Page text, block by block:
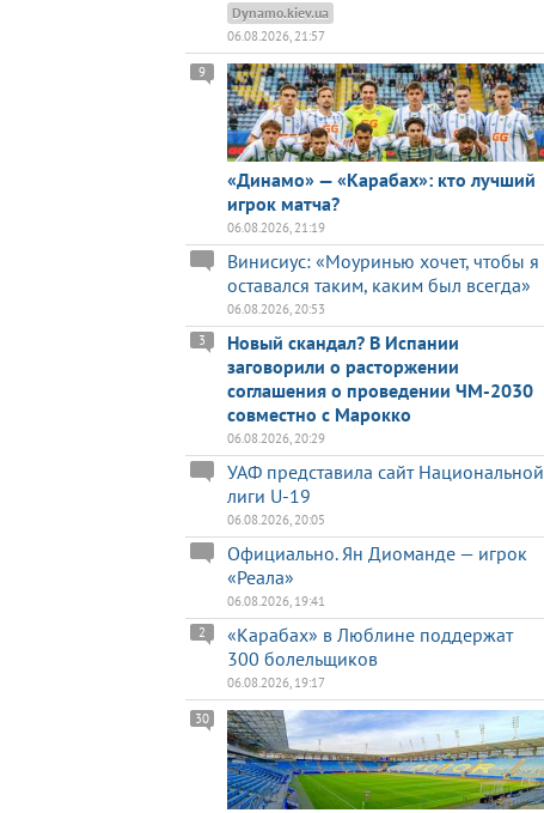
Dynamo.kiev.ua
06.08.2026, 21:57
«Динамо» — «Карабах»: кто лучший
игрок матча?
9
06.08.2026, 21:19
Винисиус: «Моуринью хочет, чтобы я
оставался таким, каким был всегда»
06.08.2026, 20:53
Новый скандал? В Испании
заговорили о расторжении
соглашения о проведении ЧМ-2030
совместно с Марокко
3
06.08.2026, 20:29
УАФ представила сайт Национальной
лиги U-19
06.08.2026, 20:05
Официально. Ян Диоманде — игрок
«Реала»
06.08.2026, 19:41
«Карабах» в Люблине поддержат
300 болельщиков
2
06.08.2026, 19:17
30